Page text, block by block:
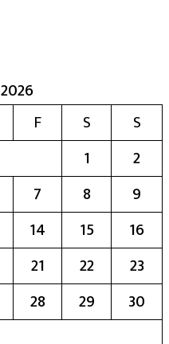
F S
S
1
2
7 8
9
14 15
16
21 22
23
28 29
30